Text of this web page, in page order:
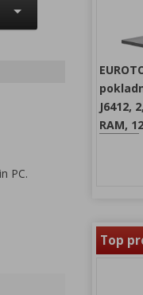
PC.
J6412,
RAM,
Top